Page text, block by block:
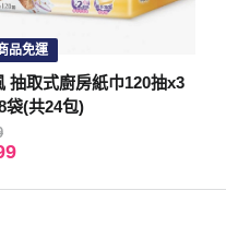
品免運
抽取式廚房紙巾120抽x3
袋(共24包)